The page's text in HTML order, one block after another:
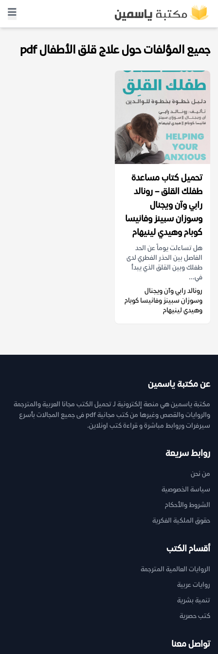
جميع المؤلفات حول علاج قلق الأطفال pdf
تحميل كتاب مساعدة
طفلك القلق – رونالد
رابي وآن ويجنال
وسوزان سبينز وفانيسا
كوبام وهيدي لينيهام
هل تساءلت يوماً عن الحد
الفاصل بين الحذر الفطري لدى
طفلك وبين القلق الذي يبدأ
في...
رونالد رابي وآن ويجنال
وسوزان سبينز وفانيسا كوبام
وهيدي لينيهام
عن مكتبة ياسمين
مكتبة ياسمين هي منصة إلكترونية لـ تحميل الكتب مجانا العربية والمترجمة
والروايات والقصص وغيرها من كتب مجانية pdf فى جميع المجالات بأسرع
سيرفرات وروابط مباشرة و قراءة كتب اونلاين.
روابط سريعة
من نحن
سياسة الخصوصية
الشروط والأحكام
حقوق الملكية الفكرية
أقسام الكتب
الروايات العالمية المترجمة
روايات عربية
تنمية بشرية
كتب حصرية
تواصل معنا